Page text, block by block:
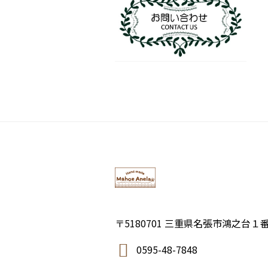
〒5180701 三重県名張市鴻之台１
0595-48-7848